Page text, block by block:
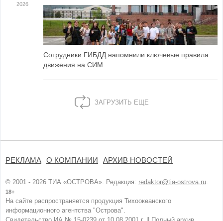
2026
Сотрудники ГИБДД напомнили ключевые правила
движения на СИМ
ЗАГРУЗИТЬ ЕЩЕ
РЕКЛАМА О КОМПАНИИ АРХИВ НОВОСТЕЙ
© 2001 - 2026 ТИА «ОСТРОВА». Редакция: redaktor@tia-ostrova.ru.
18+
На сайте распространяется продукция Тихоокеанского
информационного агентства "Острова".